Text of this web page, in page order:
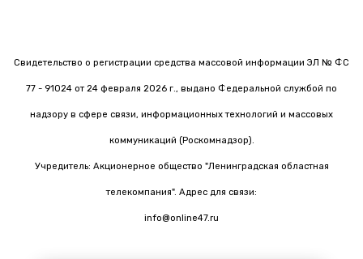
Свидетельство о регистрации средства массовой информации ЭЛ № ФС
77 - 91024 от 24 февраля 2026 г., выдано Федеральной службой по
надзору в сфере связи, информационных технологий и массовых
коммуникаций (Роскомнадзор).
Учредитель: Акционерное общество "Ленинградская областная
телекомпания". Адрес для связи:
info@online47.ru